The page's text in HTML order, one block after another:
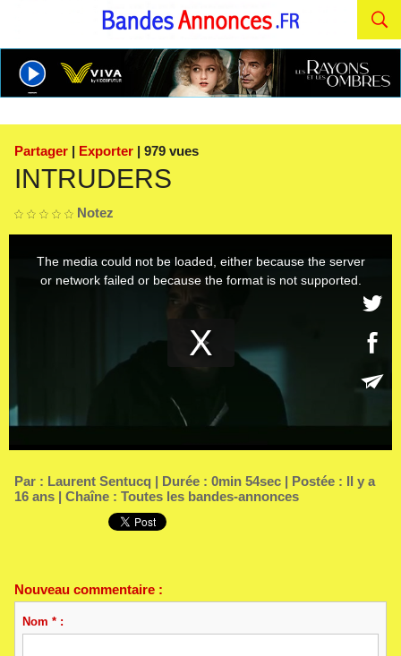
Partager | Exporter | 979 vues
INTRUDERS
Notez
Par : Laurent Sentucq | Durée : 0min 54sec | Postée : Il y a
16 ans | Chaîne : Toutes les bandes-annonces
Nouveau commentaire :
Nom * :